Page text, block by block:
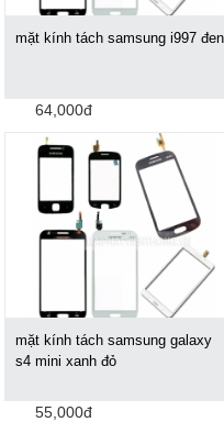
mặt kính tách samsung i997 đen
64,000đ
mặt kính tách samsung galaxy
s4 mini xanh đỏ
55,000đ